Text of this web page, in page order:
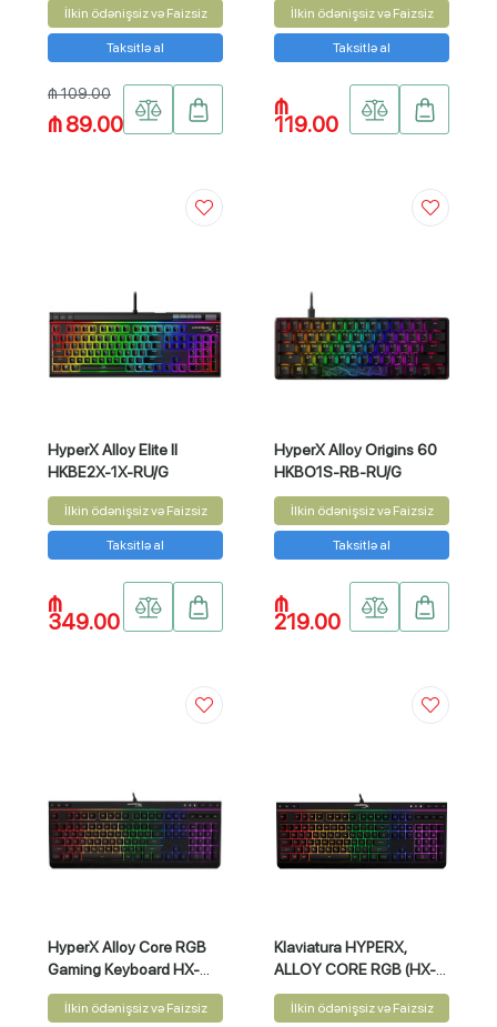
İlkin ödənişsiz və Faizsiz
Taksitlə al
₼ 109.00
₼ 89.00
İlkin ödənişsiz və Faizsiz
Taksitlə al
₼
119.00
HyperX Alloy Elite II
HKBE2X-1X-RU/G
İlkin ödənişsiz və Faizsiz
Taksitlə al
₼
349.00
HyperX Alloy Origins 60
HKBO1S-RB-RU/G
İlkin ödənişsiz və Faizsiz
Taksitlə al
₼
219.00
HyperX Alloy Core RGB
Gaming Keyboard HX-
KB5ME2-RU
İlkin ödənişsiz və Faizsiz
Klaviatura HYPERX,
ALLOY CORE RGB (HX-
KB5ME2-RU-N)
İlkin ödənişsiz və Faizsiz